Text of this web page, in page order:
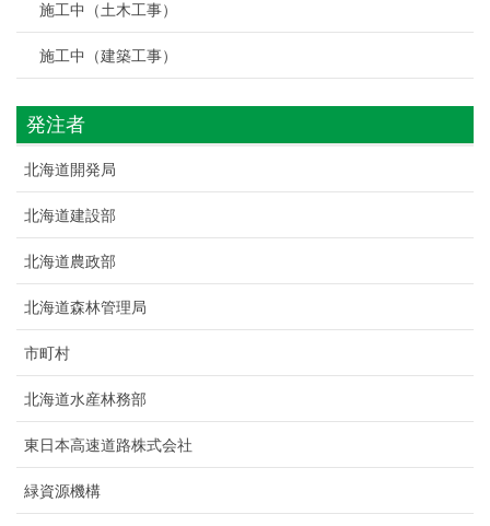
施工中（土木工事）
施工中（建築工事）
発注者
北海道開発局
北海道建設部
北海道農政部
北海道森林管理局
市町村
北海道水産林務部
東日本高速道路株式会社
緑資源機構